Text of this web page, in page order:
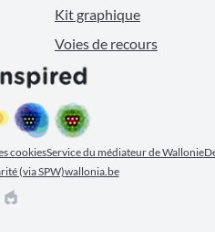
Kit graphique
Voies de recours
cookiesService du médiateur de Wallonie
(via SPW)wallonia.be